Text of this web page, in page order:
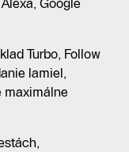
Google
Turbo, Follow
lamiel,
maximálne